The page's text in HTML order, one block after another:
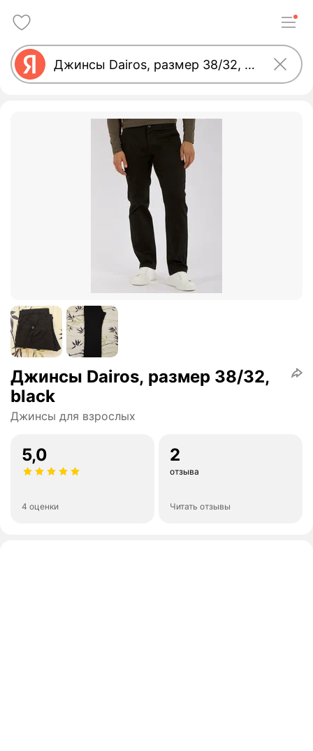
Джинсы Dairos, размер 38/32,
black
Джинсы для взрослых
5,0
4 оценки
2
отзыва
Читать отзывы